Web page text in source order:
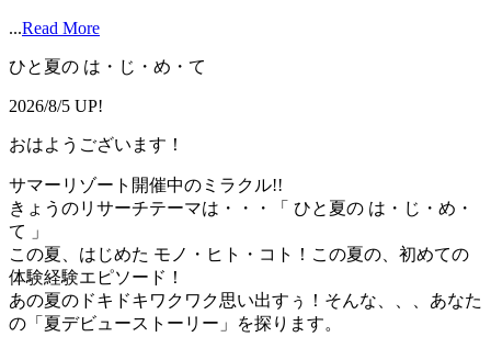
...Read More
ひと夏の は・じ・め・て
2026/8/5 UP!
おはようございます！
サマーリゾート開催中のミラクル!!
きょうのリサーチテーマは・・・「 ひと夏の は・じ・め・
て 」
この夏、はじめた モノ・ヒト・コト！この夏の、初めての
体験経験エピソード！
あの夏のドキドキワクワク思い出すぅ！そんな、、、あなた
の「夏デビューストーリー」を探ります。